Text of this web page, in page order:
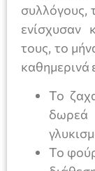
συλλόγους,
ενίσχυσαν
τους, το
καθημερινά
Το
Το